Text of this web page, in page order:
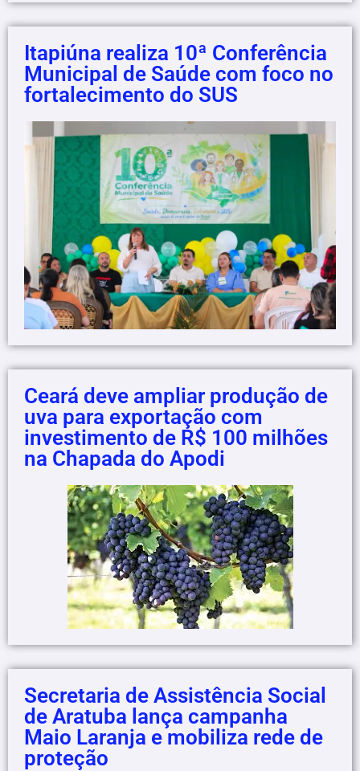
Itapiúna realiza 10ª Conferência
Municipal de Saúde com foco no
fortalecimento do SUS
Ceará deve ampliar produção de
uva para exportação com
investimento de R$ 100 milhões
na Chapada do Apodi
Secretaria de Assistência Social
de Aratuba lança campanha
Maio Laranja e mobiliza rede de
proteção